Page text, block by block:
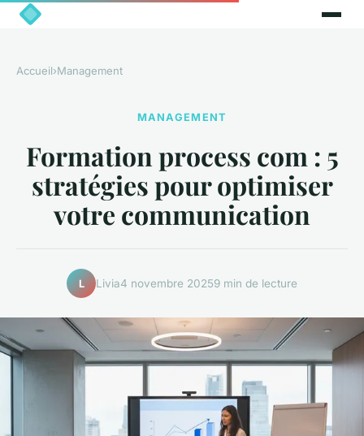
Accueil›Management
MANAGEMENT
Formation process com : 5
stratégies pour optimiser
votre communication
L Livia4 novembre 20259 min de lecture